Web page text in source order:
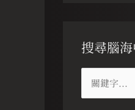
搜尋腦